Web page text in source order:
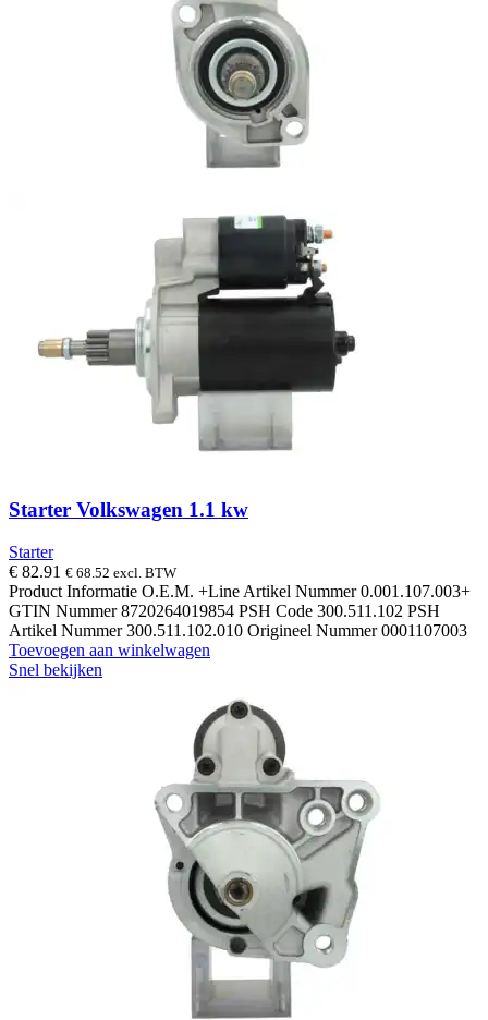
Starter Volkswagen 1.1 kw
Starter
€ 82.91 € 68.52 excl. BTW
Product Informatie O.E.M. +Line Artikel Nummer 0.001.107.003+
GTIN Nummer 8720264019854 PSH Code 300.511.102 PSH
Artikel Nummer 300.511.102.010 Origineel Nummer 0001107003
Toevoegen aan winkelwagen
Snel bekijken